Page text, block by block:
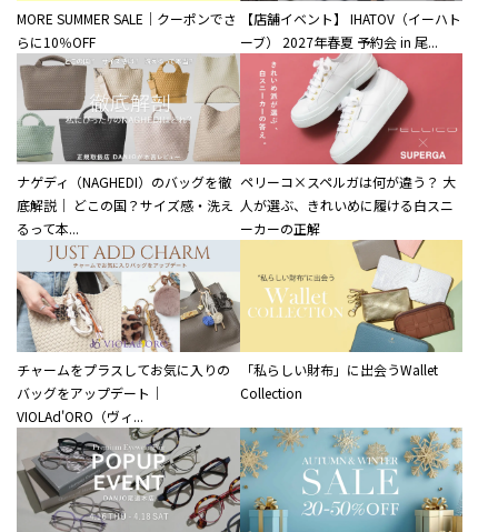
MORE SUMMER SALE｜クーポンでさ
らに10％OFF
【店舗イベント】 IHATOV（イーハト
ーブ） 2027年春夏 予約会 in 尾...
ナゲディ（NAGHEDI）のバッグを徹
底解説｜ どこの国？サイズ感・洗え
るって本...
ペリーコ×スペルガは何が違う？ 大
人が選ぶ、きれいめに履ける白スニ
ーカーの正解
チャームをプラスしてお気に入りの
バッグをアップデート｜
VIOLAd'ORO（ヴィ...
「私らしい財布」に出会うWallet
Collection